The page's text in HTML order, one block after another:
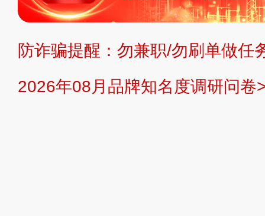
持投资购买的观点或意见，页面信息
提交说明： 快速提交发布>> 提交品
防诈骗提醒：勿兼职/勿刷单做任
2026年08月品牌知名度调研问卷